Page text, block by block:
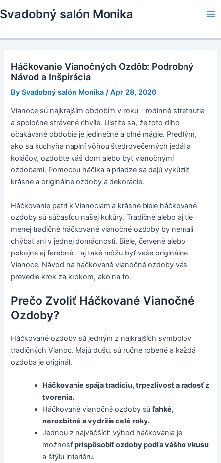
to
Svadobný salón Monika
Háčkovanie Vianočných Ozdôb: Podrobný
Návod a Inšpirácia
BySvadobný salón Monika /Apr 28, 2026
Vianoce sú najkrajším obdobím v roku - rodinné stretnutia
a spoločne strávené chvíle. Uistite sa, že toto dlho
očakávané obdobie je jedinečné a plné mágie. Predtým,
ako sa kuchyňa naplní vôňou štedrovečerných jedál a
koláčov, ozdobte váš dom alebo byt vianočnými
ozdobami. Pomocou háčika a priadze sa dajú vykúzliť
krásne a originálne ozdoby a dekorácie.
Háčkovanie patrí k Vianociam a krásne biele háčkované
ozdoby sú súčasťou našej kultúry. Tradičné alebo aj tie
menej tradičné háčkované vianočné ozdoby by nemali
chýbať ani v jednej domácnosti. Biele, červené alebo
pokojne aj farebné - aj také môžu byť vaše originálne
Vianoce. Návod na háčkované vianočné ozdoby vás
prevedie krok za krokom, ako na to.
Prečo Zvoliť Háčkované Vianočné
Ozdoby?
Háčkované ozdoby sú jedným z najkrajších symbolov
tradičných Vianoc. Majú dušu, sú ručne robené a každá
ozdoba je originál.
Háčkovanie spája tradíciu, trpezlivosť a radosť z
tvorenia.
Háčkované vianočné ozdoby súľahké,
nerozbitné a vydržia celé roky.
Jednou z najväčších výhod háčkovania je
možnosťprispôsobiť ozdoby podľa vášho vkusu
a štýlu interiéru.